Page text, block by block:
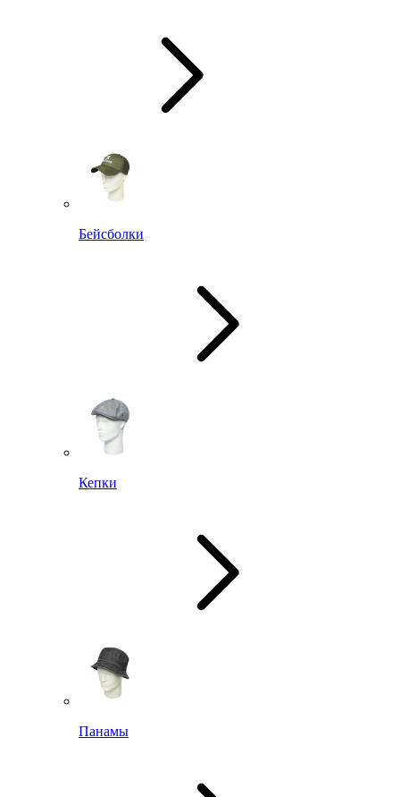
Бейсболки
Кепки
Панамы